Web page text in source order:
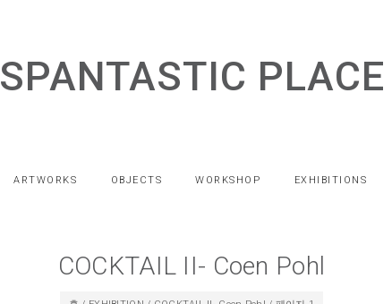
SPANTASTIC PLACE
ARTWORKS OBJECTS WORKSHOP EXHIBITIONS
COCKTAIL II- Coen Pohl